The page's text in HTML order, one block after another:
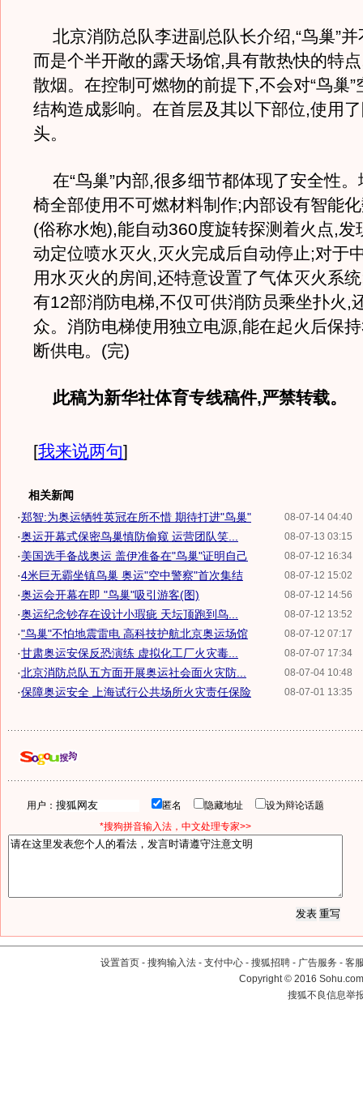
北京消防总队李进副总队长介绍,“鸟巢”
而是个半开敞的露天场馆,具有散热快的特
散烟。在控制可燃物的前提下,不会对“鸟巢
结构造成影响。在首层及其以下部位,使用
头。
在“鸟巢”内部,很多细节都体现了安全性
椅全部使用不可燃材料制作;内部设有智能
(俗称水炮),能自动360度旋转探测着火点,发
动定位喷水灭火,灭火完成后自动停止;对于
用水灭火的房间,还特意设置了气体灭火系统
有12部消防电梯,不仅可供消防员乘坐扑火,
众。消防电梯使用独立电源,能在起火后保
断供电。(完)
此稿为新华社体育专线稿件,严禁转载。
[我来说两句]
相关新闻
08-07-14 04:40
·郑智:为奥运牺牲英冠在所不惜 期待打进"鸟巢"
08-07-13 03:15
·奥运开幕式保密鸟巢慎防偷窥 运营团队笑...
08-07-12 16:34
·美国选手备战奥运 盖伊准备在"鸟巢"证明自己
08-07-12 15:02
·4米巨无霸坐镇鸟巢 奥运"空中警察"首次集结
08-07-12 14:56
·奥运会开幕在即 "鸟巢"吸引游客(图)
08-07-12 13:52
·奥运纪念钞存在设计小瑕疵 天坛顶跑到鸟...
08-07-12 07:17
·"鸟巢"不怕地震雷电 高科技护航北京奥运场馆
08-07-07 17:34
·甘肃奥运安保反恐演练 虚拟化工厂火灾毒...
08-07-04 10:48
·北京消防总队五方面开展奥运社会面火灾防...
08-07-01 13:35
·保障奥运安全 上海试行公共场所火灾责任保险
用户： 匿名 隐藏地址
设为辩论话题
*搜狗拼音输入法，中文处理专家>>
设置首页 - 搜狗输入法 - 支付中心 - 搜狐招聘 - 广告服务 - 客
Copyright©2016
搜狐不良信息举